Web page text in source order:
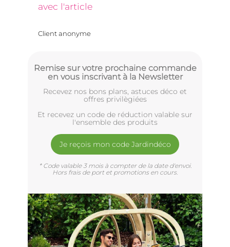
avec l'article
Client anonyme
Remise sur votre prochaine commande
en vous inscrivant à la Newsletter
Recevez nos bons plans, astuces déco et
offres privilègiées
Et recevez un code de réduction valable sur
l'ensemble des produits
Je reçois mon code Jardindéco
* Code valable 3 mois à compter de la date d'envoi.
Hors frais de port et promotions en cours.